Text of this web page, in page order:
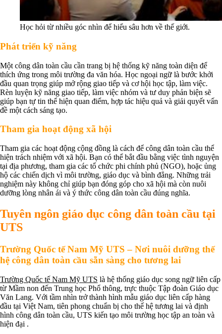
Học hỏi từ nhiều góc nhìn để hiểu sâu hơn về thế giới.
Phát triển kỹ năng
Một công dân toàn cầu cần trang bị hệ thống kỹ năng toàn diện để
thích ứng trong môi trường đa văn hóa. Học ngoại ngữ là bước khởi
đầu quan trọng giúp mở rộng giao tiếp và cơ hội học tập, làm việc.
Rèn luyện kỹ năng giao tiếp, làm việc nhóm và tư duy phản biện sẽ
giúp bạn tự tin thể hiện quan điểm, hợp tác hiệu quả và giải quyết vấn
đề một cách sáng tạo.
Tham gia hoạt động xã hội
Tham gia các hoạt động cộng đồng là cách để công dân toàn cầu thể
hiện trách nhiệm với xã hội. Bạn có thể bắt đầu bằng việc tình nguyện
tại địa phương, tham gia các tổ chức phi chính phủ (NGO), hoặc ủng
hộ các chiến dịch vì môi trường, giáo dục và bình đẳng. Những trải
nghiệm này không chỉ giúp bạn đóng góp cho xã hội mà còn nuôi
dưỡng lòng nhân ái và ý thức công dân toàn cầu đúng nghĩa.
Tuyên ngôn giáo dục công dân toàn cầu tại
UTS
Trường Quốc tế Nam Mỹ UTS – Nơi nuôi dưỡng thế
hệ công dân toàn cầu sẵn sàng cho tương lai
Trường Quốc tế Nam Mỹ UTS là hệ thống giáo dục song ngữ liên cấp
từ Mầm non đến Trung học Phổ thông, trực thuộc Tập đoàn Giáo dục
Văn Lang. Với tầm nhìn trở thành hình mẫu giáo dục liên cấp hàng
đầu tại Việt Nam, tiên phong chuẩn bị cho thế hệ tương lai và định
hình công dân toàn cầu, UTS kiến tạo môi trường học tập an toàn và
hiện đại .